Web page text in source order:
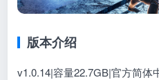
版本介绍
v1.0.14|容量22.7GB|官方简体